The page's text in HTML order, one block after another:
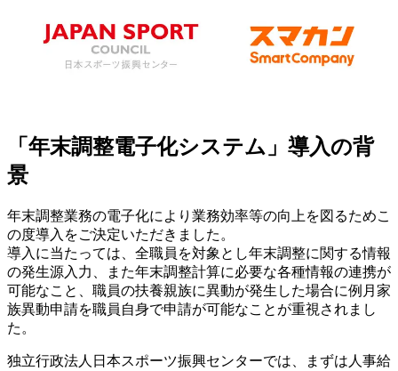
「年末調整電子化システム」導入の背
景
年末調整業務の電子化により業務効率等の向上を図るためこ
の度導入をご決定いただきました。
導入に当たっては、全職員を対象とし年末調整に関する情報
の発生源入力、また年末調整計算に必要な各種情報の連携が
可能なこと、職員の扶養親族に異動が発生した場合に例月家
族異動申請を職員自身で申請が可能なことが重視されまし
た。
独立行政法人日本スポーツ振興センターでは、まずは人事給